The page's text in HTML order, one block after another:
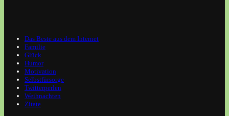
Das Beste aus dem Internet
Familie
Glück
Humor
Motivation
Selbstfürsorge
Twitterperlen
Weihnachten
Zitate